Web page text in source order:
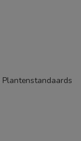
Plantenstandaards